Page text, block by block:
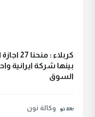
كربلاء
بينها شركة ايرانية
السوق
وكالة نون